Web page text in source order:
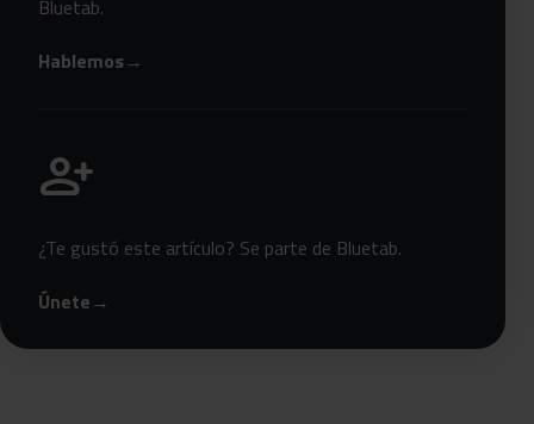
Bluetab.
Hablemos→
person_add
Únete a Bluetab
¿Te gustó este artículo? Se parte de Bluetab.
Únete→